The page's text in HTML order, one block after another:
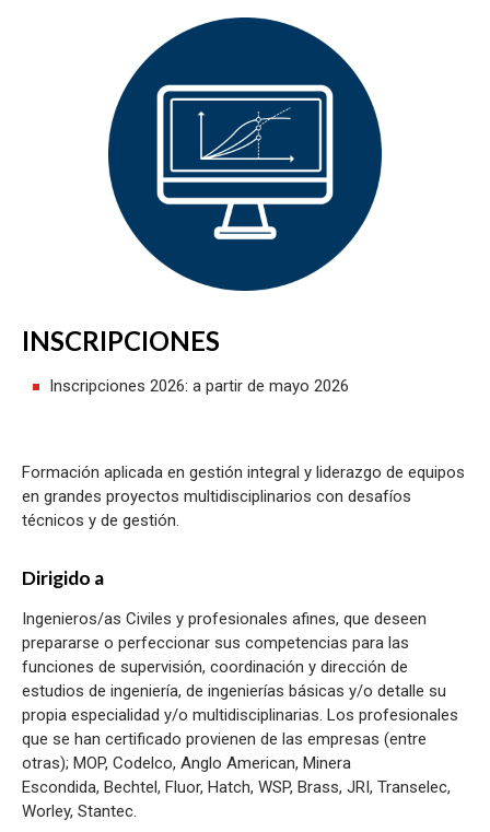
INSCRIPCIONES
Inscripciones 2026: a partir de mayo 2026
Formación aplicada en gestión integral y liderazgo de equipos
en grandes proyectos multidisciplinarios con desafíos
técnicos y de gestión.
Dirigido a
Ingenieros/as Civiles y profesionales afines, que deseen
prepararse o perfeccionar sus competencias para las
funciones de supervisión, coordinación y dirección de
estudios de ingeniería, de ingenierías básicas y/o detalle su
propia especialidad y/o multidisciplinarias. Los profesionales
que se han certificado provienen de las empresas (entre
otras); MOP, Codelco, Anglo American, Minera
Escondida, Bechtel, Fluor, Hatch, WSP, Brass, JRI, Transelec,
Worley, Stantec.